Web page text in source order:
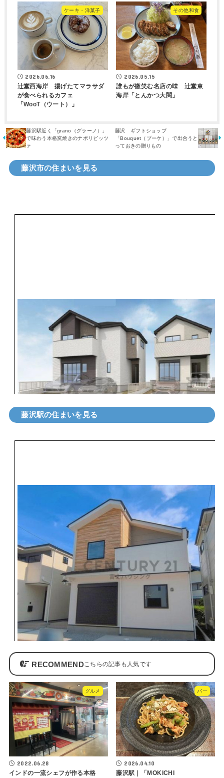
ケーキ・洋菓子
2026.06.16
辻堂西海岸 揚げたてマラサダ
が食べられるカフェ
「WooT（ウート）」
その他和食
2026.05.15
誰もが微笑む名店の味 辻堂東
海岸「とんかつ大関」
藤沢駅近く「grano（グラーノ）」
で味わう本格窯焼きのナポリピッツ
ァ
藤沢 ギフトショップ
「Bouquet（ブーケ）」で出合うと
っておきの贈りもの
藤沢市の住まいを見る
藤沢駅の住まいを見る
RECOMMEND
グルメ
2022.06.28
インドの一流シェフが作る本格
バー
2026.04.10
藤沢駅｜「MOKICHI